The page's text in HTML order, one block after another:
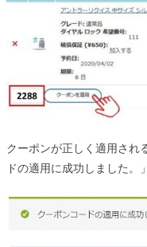
クーポンが正しく適用され
ドの適用に成功しました。